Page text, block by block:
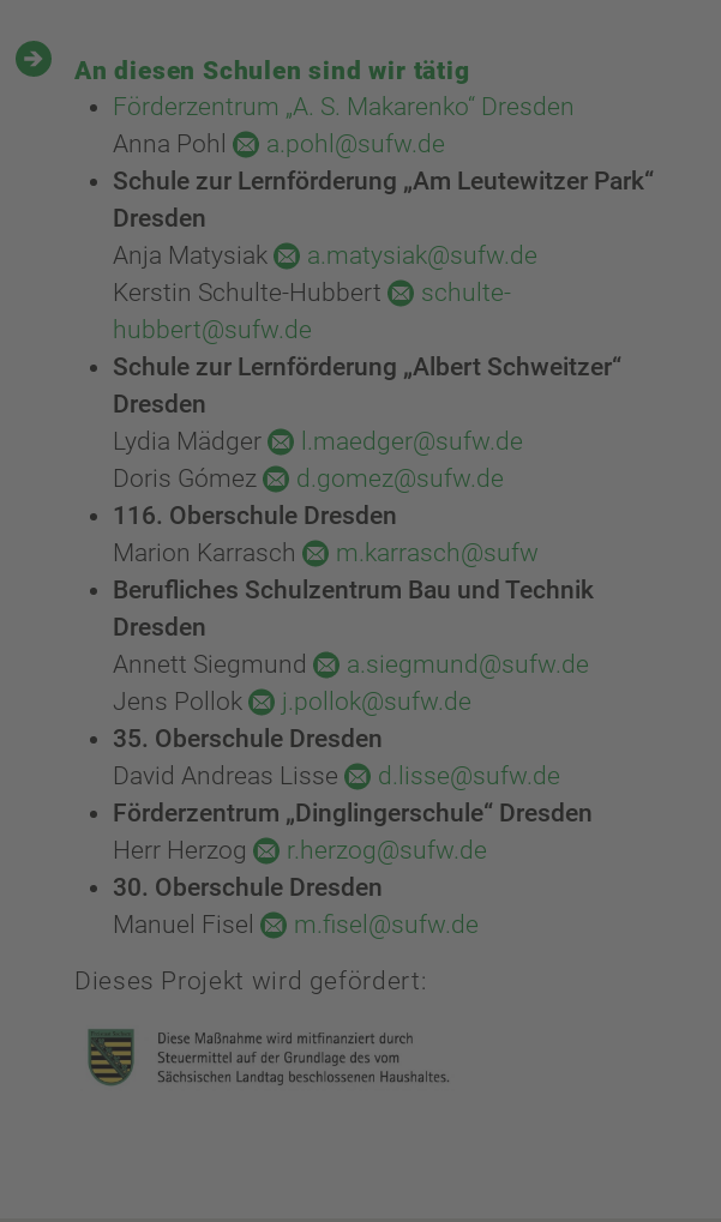
An diesen Schulen sind wir tätig
Förderzentrum „A. S. Makarenko“ Dresden
Anna Pohl
a.pohl@sufw.de
Schule zur Lernförderung „Am Leutewitzer Park“
Dresden
Anja Matysiak
a.matysiak@sufw.de
Kerstin Schulte-Hubbert
schulte-
hubbert@sufw.de
Schule zur Lernförderung „Albert Schweitzer“
Dresden
Lydia Mädger
l.maedger@sufw.de
Doris Gómez
d.gomez@sufw.de
116. Oberschule Dresden
Marion Karrasch
m.karrasch@sufw
Berufliches Schulzentrum Bau und Technik
Dresden
Annett Siegmund
a.siegmund@sufw.de
Jens Pollok
j.pollok@sufw.de
35. Oberschule Dresden
David Andreas Lisse
d.lisse@sufw.de
Förderzentrum „Dinglingerschule“ Dresden
Herr Herzog
r.herzog@sufw.de
30. Oberschule Dresden
Manuel Fisel
m.fisel@sufw.de
Dieses Projekt wird gefördert: